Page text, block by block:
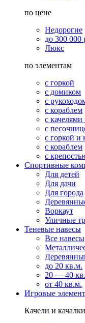
по цене
Недорогие
до 300 000
Люкс
по элементам
с горкой
с домиком
с
с кораблем
с качелями
с
с горкой и
с кораблем
с
Спортивные
Для детей
Для дачи
Для города
Воркаут
Уличные
Теневые навесы
Все навесы
до 20 кв.м.
20 — 40
от 40 кв.м.
Игровые
Качели и качалки